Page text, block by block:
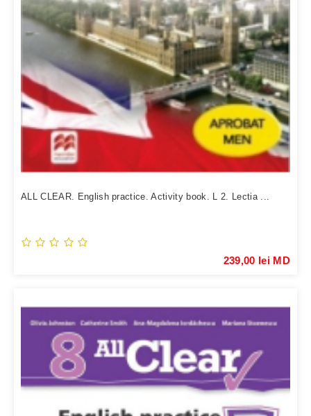
ALL CLEAR. English practice. Activity book. L 2. Lectia ...
239,00 lei MD